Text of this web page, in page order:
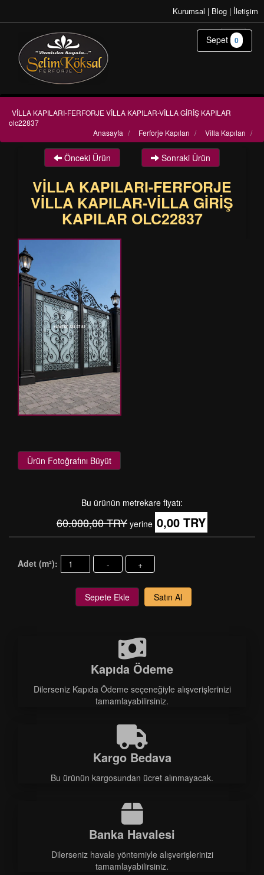
Kurumsal | Blog | İletişim
VİLLA KAPILARI-FERFORJE VİLLA KAPILAR-VİLLA GİRİŞ KAPILAR
olc22837
Villa Kapıları /
Ferforje Kapıları /
Anasayfa /
Önceki Ürün Sonraki Ürün
VİLLA KAPILARI-FERFORJE
VİLLA KAPILAR-VİLLA GİRİŞ
KAPILAR OLC22837
Ürün Fotoğrafını Büyüt
Bu ürünün metrekare fiyatı:
60.000,00 TRY yerine 0,00 TRY
Adet (m²): - +
Sepete Ekle Satın Al
Kapıda Ödeme
Dilerseniz Kapıda Ödeme seçeneğiyle alışverişlerinizi
tamamlayabilirsiniz.
Kargo Bedava
Bu ürünün kargosundan ücret alınmayacak.
Banka Havalesi
Dilerseniz havale yöntemiyle alışverişlerinizi
tamamlayabilirsiniz.
Sepet 0